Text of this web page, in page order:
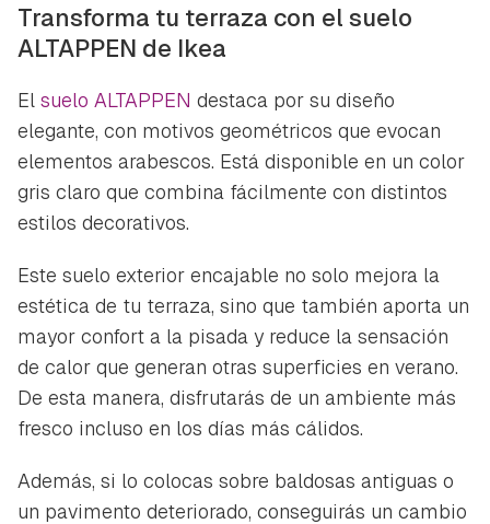
Transforma tu terraza con el suelo
ALTAPPEN de Ikea
El suelo ALTAPPEN destaca por su diseño
elegante, con motivos geométricos que evocan
elementos arabescos. Está disponible en un color
gris claro que combina fácilmente con distintos
estilos decorativos.
Este suelo exterior encajable no solo mejora la
estética de tu terraza, sino que también aporta un
mayor confort a la pisada y reduce la sensación
de calor que generan otras superficies en verano.
De esta manera, disfrutarás de un ambiente más
fresco incluso en los días más cálidos.
Además, si lo colocas sobre baldosas antiguas o
un pavimento deteriorado, conseguirás un cambio